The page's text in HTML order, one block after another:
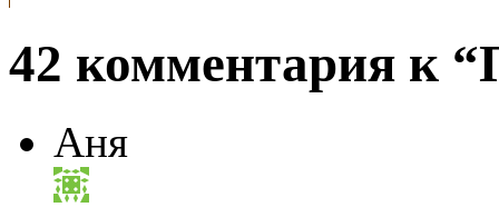
42 комментария к
Аня